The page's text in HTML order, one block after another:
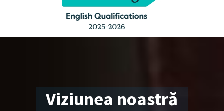
Viziunea noastră